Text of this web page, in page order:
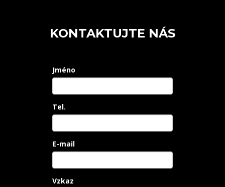
KONTAKTUJTE NÁS
Jméno
Tel.
E-mail
Vzkaz